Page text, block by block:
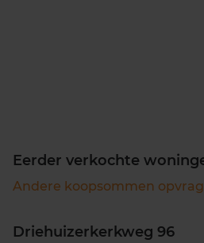
Eerder verkochte
Andere koopsommen
Driehuizerkerkweg 96